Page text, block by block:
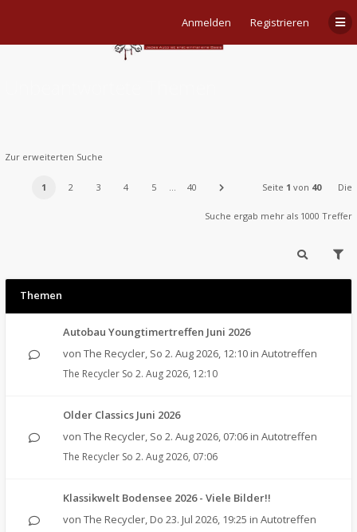
Anmelden Registrieren
Zur erweiterten Suche
1 2 3 4 5 … 40 Seite 1 von 40 Die
Suche ergab mehr als 1000 Treffer
Themen
Autobau Youngtimertreffen Juni 2026
von The Recycler, So 2. Aug 2026, 12:10 in Autotreffen
The Recycler So 2. Aug 2026, 12:10
Older Classics Juni 2026
von The Recycler, So 2. Aug 2026, 07:06 in Autotreffen
The Recycler So 2. Aug 2026, 07:06
Klassikwelt Bodensee 2026 - Viele Bilder!!
von The Recycler, Do 23. Jul 2026, 19:25 in Autotreffen